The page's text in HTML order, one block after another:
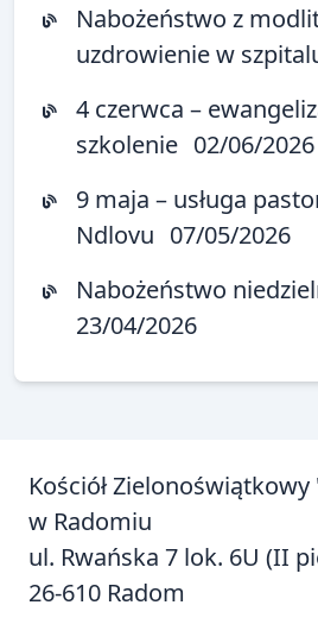
Nabożeństwo z
uzdrowienie w
4 czerwca –
szkolenie 02/06/2026
9 maja – usługa
Ndlovu 07/05/2026
Nabożeństwo
23/04/2026
Kościół Zielonoświątkowy
w Radomiu
ul. Rwańska 7 lok. 6U (II
26-610 Radom